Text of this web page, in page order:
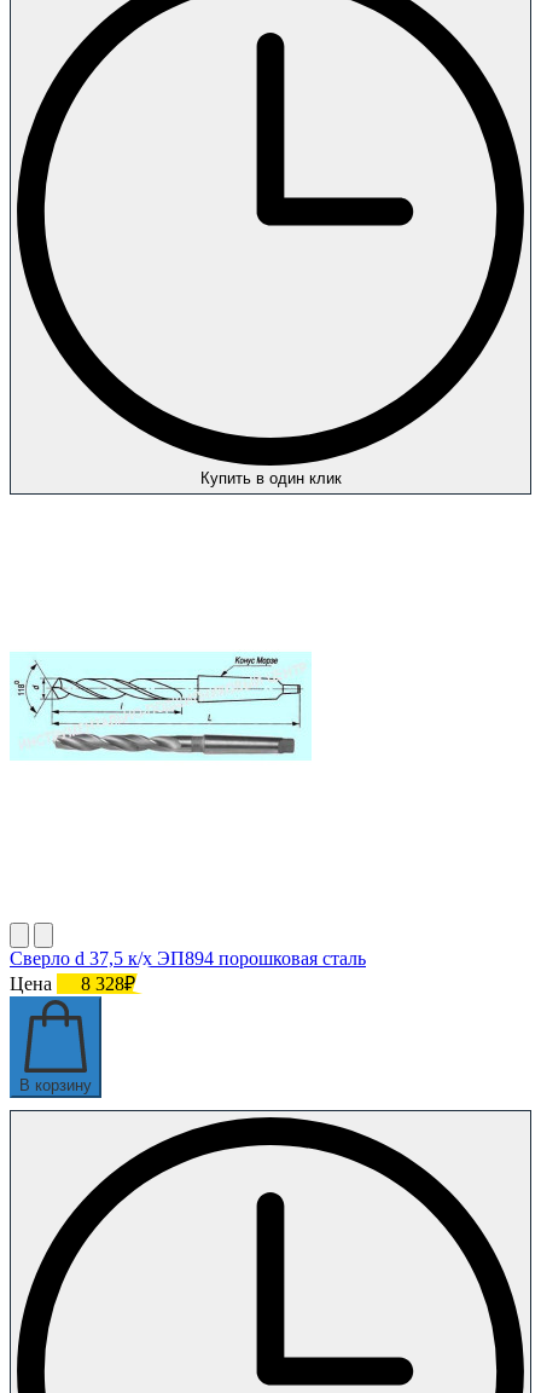
Купить в один клик
Сверло d 37,5 к/х ЭП894 порошковая сталь
Цена
8 328₽
В корзину